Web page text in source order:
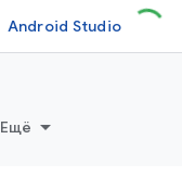
Android Studio
Ещё